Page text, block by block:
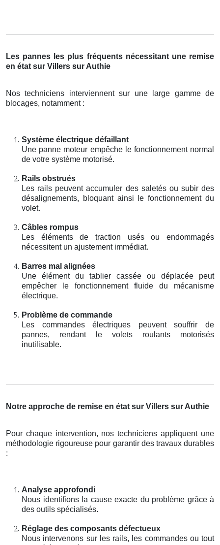
Les pannes les plus fréquents nécessitant une remise
en état sur Villers sur Authie
Nos techniciens interviennent sur une large gamme de
blocages, notamment :
Système électrique défaillant
Une panne moteur empêche le fonctionnement normal
de votre système motorisé.
Rails obstrués
Les rails peuvent accumuler des saletés ou subir des
désalignements, bloquant ainsi le fonctionnement du
volet.
Câbles rompus
Les éléments de traction usés ou endommagés
nécessitent un ajustement immédiat.
Barres mal alignées
Une élément du tablier cassée ou déplacée peut
empêcher le fonctionnement fluide du mécanisme
électrique.
Problème de commande
Les commandes électriques peuvent souffrir de
pannes, rendant le volets roulants motorisés
inutilisable.
Notre approche de remise en état sur Villers sur Authie
Pour chaque intervention, nos techniciens appliquent une
méthodologie rigoureuse pour garantir des travaux durables
:
Analyse approfondi
Nous identifions la cause exacte du problème grâce à
des outils spécialisés.
Réglage des composants défectueux
Nous intervenons sur les rails, les commandes ou tout